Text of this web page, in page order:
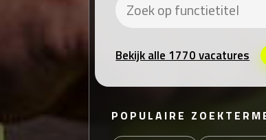
Bekijk alle 1770 vacatures
POPULAIRE